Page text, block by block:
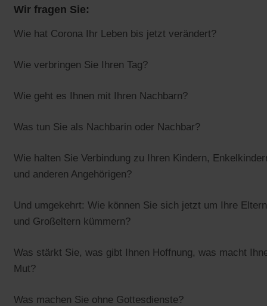
Wir fragen Sie:
Wie hat Corona Ihr Leben bis jetzt verändert?
Wie verbringen Sie Ihren Tag?
Wie geht es Ihnen mit Ihren Nachbarn?
Was tun Sie als Nachbarin oder Nachbar?
Wie halten Sie Verbindung zu Ihren Kindern,
und anderen Angehörigen?
Und umgekehrt: Wie können Sie sich jetzt um Ihre Eltern
und Großeltern kümmern?
Was stärkt Sie, was gibt Ihnen Hoffnung, was macht
Mut?
Was machen Sie ohne Gottesdienste?